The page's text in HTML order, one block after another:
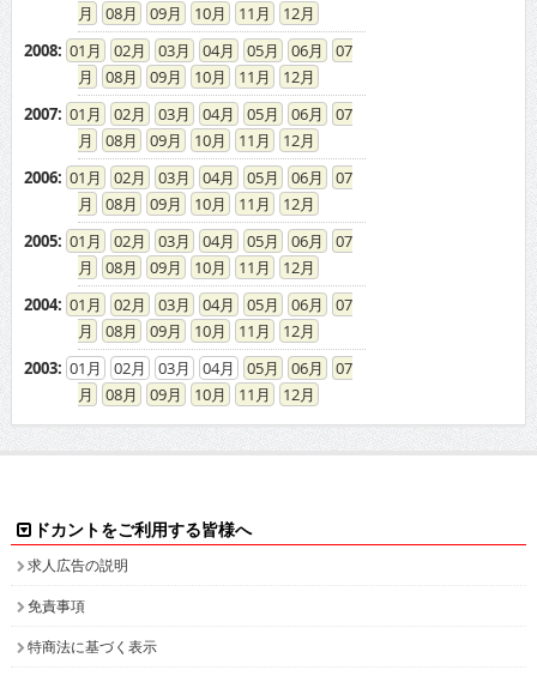
08
09 10 11
12
2008: 01 02 03 04 05 06
07
08
09 10 11
12
2007: 01 02 03 04 05 06
07
08
09 10 11
12
2006: 01 02 03 04 05 06
07
08
09 10 11
12
2005: 01 02 03 04 05 06
07
08
09 10 11
12
2004: 01 02 03 04 05 06
07
08
09 10 11
12
2003: 01 02 03 04 05 06
07
08
09 10 11 12
ドカントをご利用する皆様へ
求人広告の説明
免責事項
特商法に基づく表示